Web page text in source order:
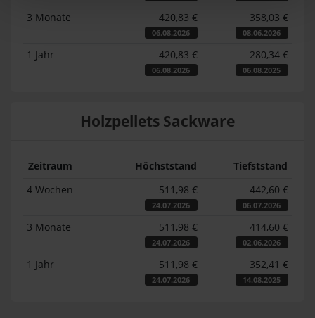
3 Monate 420,83 €
06.08.2026
358,03 €
08.06.2026
1 Jahr 420,83 €
06.08.2026
280,34 €
06.08.2025
Holzpellets Sackware
Zeitraum Höchststand
Tiefststand
4 Wochen
511,98 €
24.07.2026
442,60 €
06.07.2026
3 Monate 511,98 €
24.07.2026
414,60 €
02.06.2026
1 Jahr 511,98 €
24.07.2026
352,41 €
14.08.2025